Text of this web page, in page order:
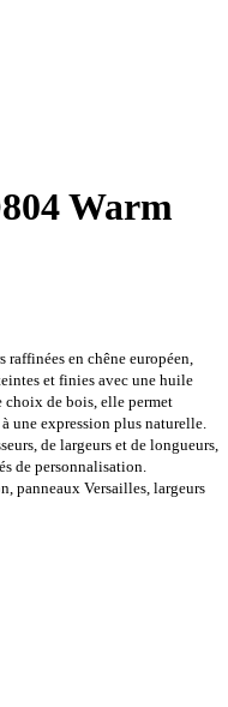
Warm
en chêne européen,
et finies avec une huile
choix de bois, elle permet
une expression plus naturelle.
de largeurs et de longueurs,
de personnalisation.
panneaux Versailles, largeurs